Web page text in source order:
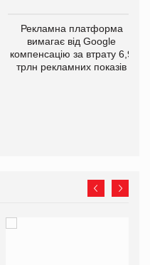
Рекламна платформа
вимагає від Google
компенсацію за втрату 6,9
трлн рекламних показів